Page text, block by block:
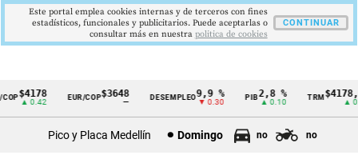
Cintillo
$4178
▲ 0.42
EUR/COP$3648 DESEMPLEO9,9 %
▼ 0.30
2,8 %
▲ 0.10
TRM$4178,23
▲ 0.42
Pico y Placa Medellín Domingo no no
Este portal emplea cookies internas y de terceros con fines
estadísticos, funcionales y publicitarios. Puede aceptarlas o
consultar más en nuestra politica de cookies
CONTINUAR